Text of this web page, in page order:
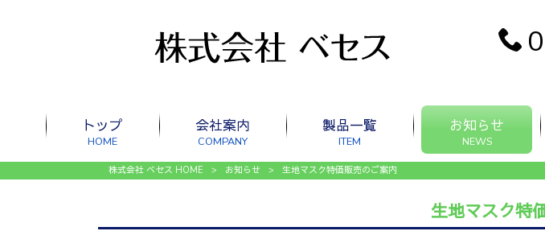
トップ
HOME
会社案内
COMPANY
製品一覧
ITEM
お知らせ
NEWS
株式会社 ベセス HOME > お知らせ > 生地マスク特価販売のご案内
生地マスク特